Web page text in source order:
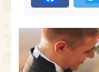
c
o
o
k